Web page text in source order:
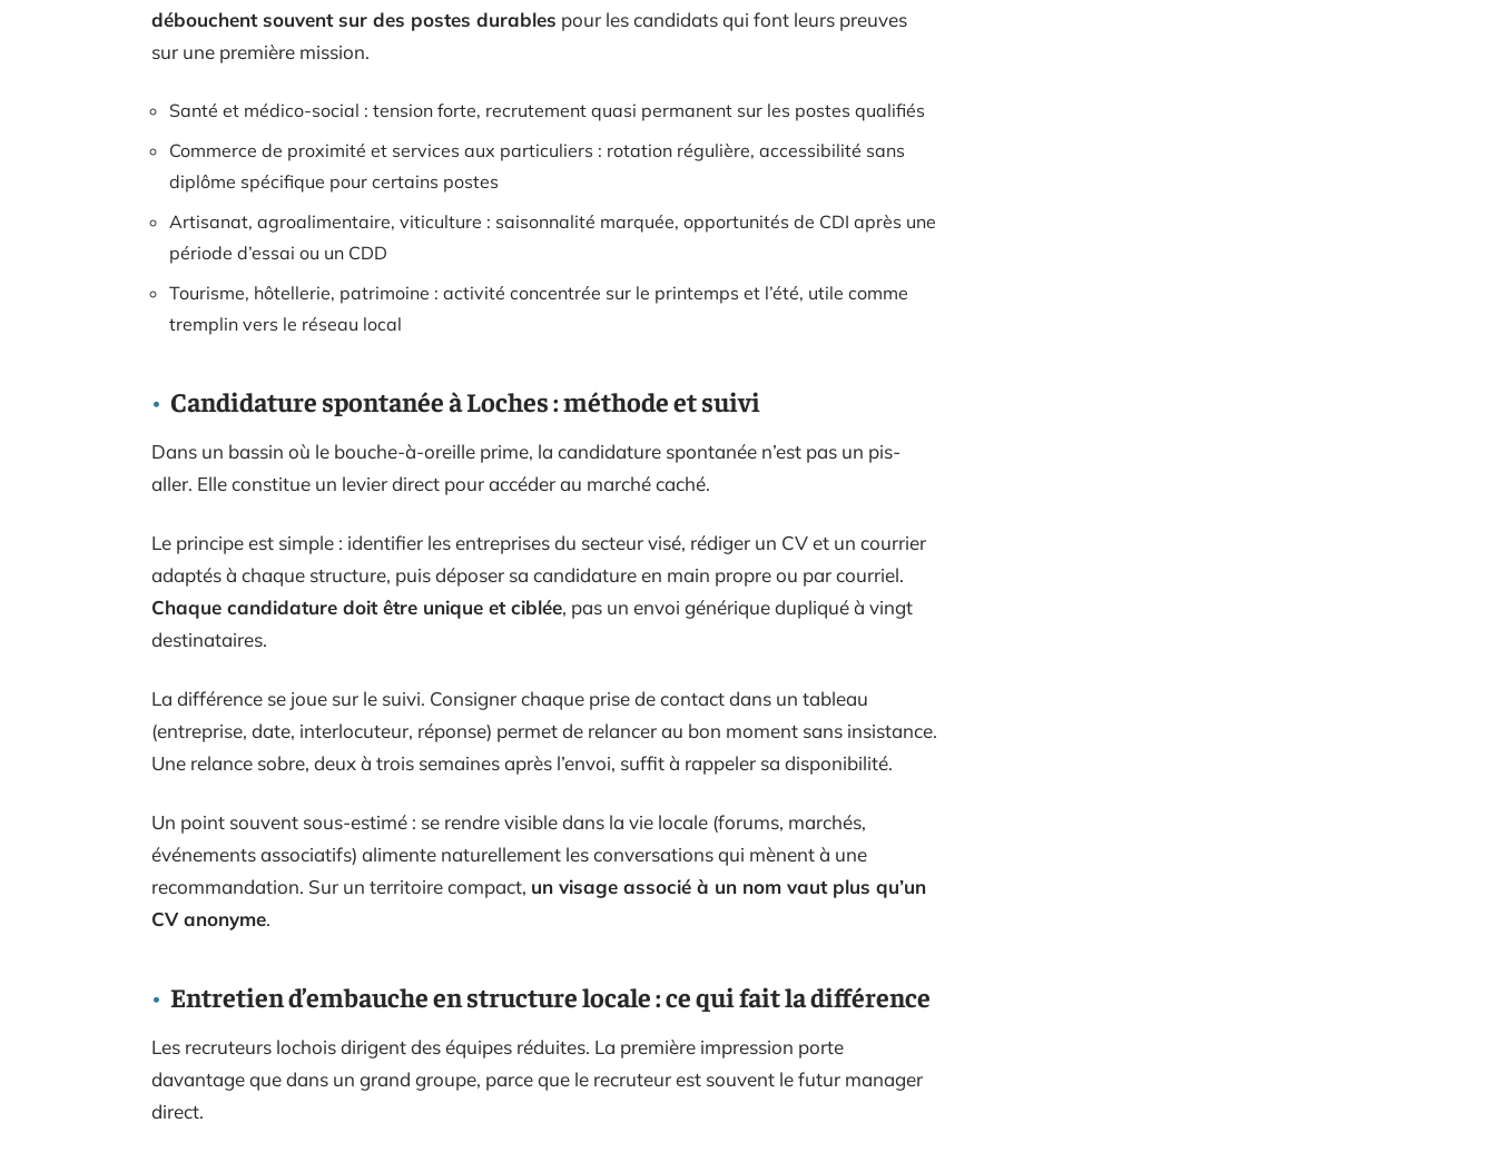
débouchent souvent sur des postes durables pour les candidats qui font leurs preuves
sur une première mission.
Santé et médico-social : tension forte, recrutement quasi permanent sur les postes qualifiés
Commerce de proximité et services aux particuliers : rotation régulière, accessibilité sans
diplôme spécifique pour certains postes
Artisanat, agroalimentaire, viticulture : saisonnalité marquée, opportunités de CDI après une
période d’essai ou un CDD
Tourisme, hôtellerie, patrimoine : activité concentrée sur le printemps et l’été, utile comme
tremplin vers le réseau local
Candidature spontanée à Loches : méthode et suivi
Dans un bassin où le bouche-à-oreille prime, la candidature spontanée n’est pas un pis-
aller. Elle constitue un levier direct pour accéder au marché caché.
Le principe est simple : identifier les entreprises du secteur visé, rédiger un CV et un courrier
adaptés à chaque structure, puis déposer sa candidature en main propre ou par courriel.
Chaque candidature doit être unique et ciblée, pas un envoi générique dupliqué à vingt
destinataires.
La différence se joue sur le suivi. Consigner chaque prise de contact dans un tableau
(entreprise, date, interlocuteur, réponse) permet de relancer au bon moment sans insistance.
Une relance sobre, deux à trois semaines après l’envoi, suffit à rappeler sa disponibilité.
Un point souvent sous-estimé : se rendre visible dans la vie locale (forums, marchés,
événements associatifs) alimente naturellement les conversations qui mènent à une
recommandation. Sur un territoire compact, un visage associé à un nom vaut plus qu’un
CV anonyme.
Entretien d’embauche en structure locale : ce qui fait la différence
Les recruteurs lochois dirigent des équipes réduites. La première impression porte
davantage que dans un grand groupe, parce que le recruteur est souvent le futur manager
direct.